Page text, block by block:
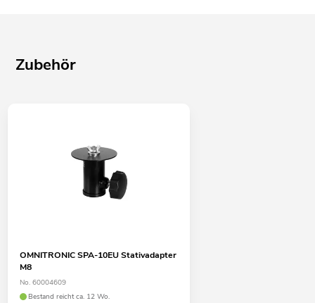
Zubehör
OMNITRONIC SPA-10EU Stativadapter
M8
No. 60004609
Bestand reicht ca. 12 Wo.